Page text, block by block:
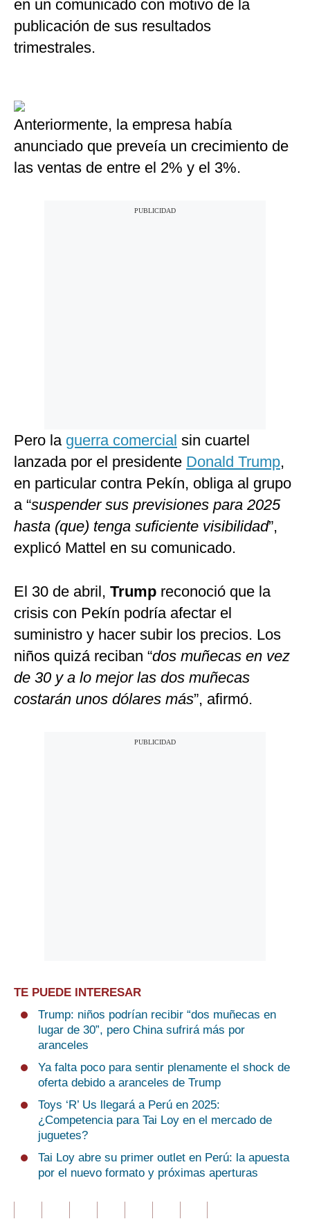
en un comunicado con motivo de la
publicación de sus resultados
trimestrales.
Anteriormente, la empresa había
anunciado que preveía un crecimiento de
las ventas de entre el 2% y el 3%.
Pero la guerra comercial sin cuartel
lanzada por el presidente Donald Trump,
en particular contra Pekín, obliga al grupo
a “suspender sus previsiones para 2025
hasta (que) tenga suficiente visibilidad”,
explicó Mattel en su comunicado.
El 30 de abril, Trump reconoció que la
crisis con Pekín podría afectar el
suministro y hacer subir los precios. Los
niños quizá reciban “dos muñecas en vez
de 30 y a lo mejor las dos muñecas
costarán unos dólares más”, afirmó.
TE PUEDE INTERESAR
Trump: niños podrían recibir “dos muñecas en
lugar de 30”, pero China sufrirá más por
aranceles
Ya falta poco para sentir plenamente el shock de
oferta debido a aranceles de Trump
Toys ‘R’ Us llegará a Perú en 2025:
¿Competencia para Tai Loy en el mercado de
juguetes?
Tai Loy abre su primer outlet en Perú: la apuesta
por el nuevo formato y próximas aperturas